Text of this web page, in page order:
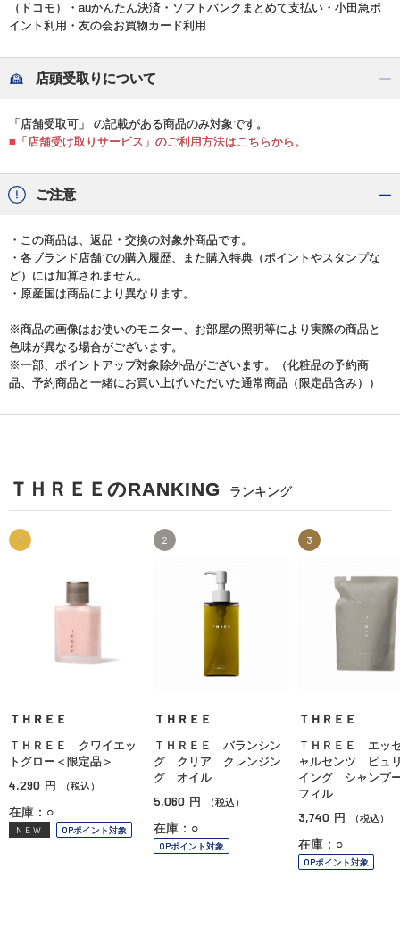
（ドコモ）・auかんたん決済・ソフトバンクまとめて支払い・小田急ポ
イント利用・友の会お買物カード利用
店頭受取りについて
「店舗受取可」 の記載がある商品のみ対象です。
■「店舗受け取りサービス」のご利用方法はこちらから。
ご注意
・この商品は、返品・交換の対象外商品です。
・各ブランド店舗での購入履歴、また購入特典（ポイントやスタンプな
ど）には加算されません。
・原産国は商品により異なります。
※商品の画像はお使いのモニター、お部屋の照明等により実際の商品と
色味が異なる場合がございます。
※一部、ポイントアップ対象除外品がございます。（化粧品の予約商
品、予約商品と一緒にお買い上げいただいた通常商品（限定品含み））
ＴＨＲＥＥのRANKING ランキング
1
ＴＨＲＥＥ
ＴＨＲＥＥ クワイエッ
トグロー＜限定品＞
4,290 円 （税込）
在庫：○
NEW OPポイント対象
2
ＴＨＲＥＥ
ＴＨＲＥＥ バランシン
グ クリア クレンジン
グ オイル
5,060 円 （税込）
在庫：○
OPポイント対象
3
ＴＨＲＥＥ
ＴＨＲＥＥ エッ
ャルセンツ ピュ
イング シャンプ
フィル
3,740 円 （税込）
在庫：○
OPポイント対象